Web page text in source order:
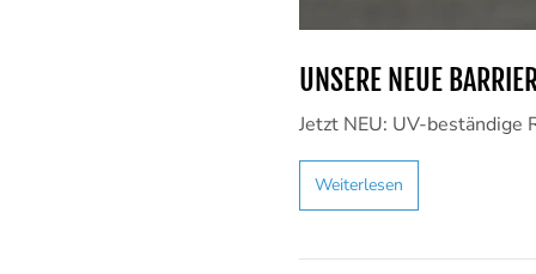
UNSERE NEUE
Jetzt NEU: UV-beständige
Weiterlesen